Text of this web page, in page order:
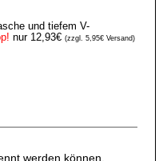
und tiefem V-
nur 12,93€ (zzgl. 5,95€ Versand)
werden können.